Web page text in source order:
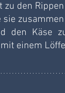
den
den Käse
einem